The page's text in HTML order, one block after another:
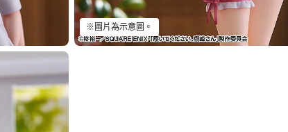
※圖片為示意圖。